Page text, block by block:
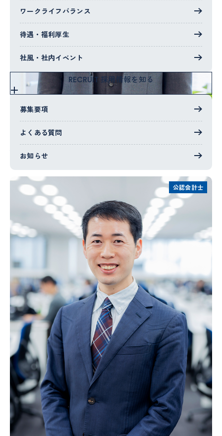
ワークライフバランス
待遇・福利厚生
社風・社内イベント
RECRUIT 採用情報を知る
募集要項
よくある質問
お知らせ
AI 時代における真の税理士像を共に追求する場所
Y.M2017年入社
公認会計士